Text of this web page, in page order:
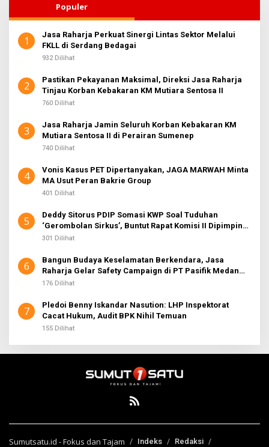
Populer
1
Jasa Raharja Perkuat Sinergi Lintas Sektor Melalui
FKLL di Serdang Bedagai
932 Dilihat
2
Pastikan Pekayanan Maksimal, Direksi Jasa Raharja
Tinjau Korban Kebakaran KM Mutiara Sentosa II
760 Dilihat
3
Jasa Raharja Jamin Seluruh Korban Kebakaran KM
Mutiara Sentosa II di Perairan Sumenep
740 Dilihat
4
Vonis Kasus PET Dipertanyakan, JAGA MARWAH Minta
MA Usut Peran Bakrie Group
401 Dilihat
5
Deddy Sitorus PDIP Somasi KWP Soal Tuduhan
‘Gerombolan Sirkus’, Buntut Rapat Komisi II Dipimpin
Sufmi Dasco Ahmad
301 Dilihat
6
Bangun Budaya Keselamatan Berkendara, Jasa
Raharja Gelar Safety Campaign di PT Pasifik Medan
Industri
176 Dilihat
7
Pledoi Benny Iskandar Nasution: LHP Inspektorat
Cacat Hukum, Audit BPK Nihil Temuan
155 Dilihat
Sumutsatu.id - Fokus dan Tajam Indeks Redaksi